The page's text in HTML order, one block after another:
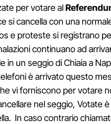
per votare al
si cancella con una
e proteste si registrano
continuano ad
in un seggio di Chiaia a
è arrivato questo
vi forniscono per votare
nel seggio, Votate
In caso contrario